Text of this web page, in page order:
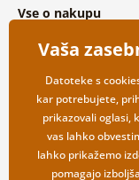
Vse o nakupu
Splošni in
Varovanje osebnih
Možnosti dostave in
Vračilo blaga
Vaša
Datoteke s
kar potrebujete,
prikazovali oglasi,
vas lahko
lahko prikažemo
pomagajo